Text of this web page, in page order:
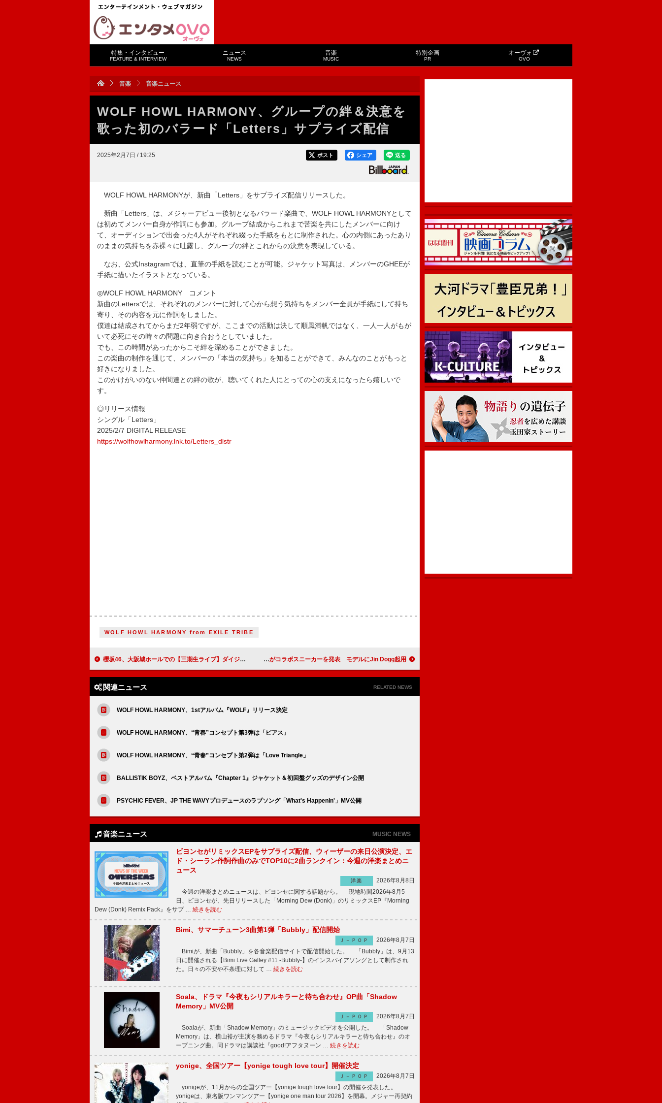
特集・インタビュー
FEATURE & INTERVIEW
ニュース
NEWS
音楽
MUSIC
特別企画
PR
オーヴォ
OVO
音楽 音楽ニュース
WOLF HOWL HARMONY、グループの絆＆決意を
歌った初のバラード「Letters」サプライズ配信
2025年2月7日 / 19:25 送る
シェア
ポスト
WOLF HOWL HARMONYが、新曲「Letters」をサプライズ配信リリースした。
新曲「Letters」は、メジャーデビュー後初となるバラード楽曲で、WOLF HOWL HARMONYとして
は初めてメンバー自身が作詞にも参加。グループ結成からこれまで苦楽を共にしたメンバーに向け
て、オーディションで出会った4人がそれぞれ綴った手紙をもとに制作された。心の内側にあったあり
のままの気持ちを赤裸々に吐露し、グループの絆とこれからの決意を表現している。
なお、公式Instagramでは、直筆の手紙を読むことが可能。ジャケット写真は、メンバーのGHEEが
手紙に描いたイラストとなっている。
◎WOLF HOWL HARMONY コメント
新曲のLettersでは、それぞれのメンバーに対して心から想う気持ちをメンバー全員が手紙にして持ち
寄り、その内容を元に作詞をしました。
僕達は結成されてからまだ2年弱ですが、ここまでの活動は決して順風満帆ではなく、一人一人がもが
いて必死にその時々の問題に向き合おうとしていました。
でも、この時間があったからこそ絆を深めることができました。
この楽曲の制作を通じて、メンバーの「本当の気持ち」を知ることができて、みんなのことがもっと
好きになりました。
このかけがいのない仲間達との絆の歌が、聴いてくれた人にとっての心の支えになったら嬉しいで
す。
◎リリース情報
シングル「Letters」
2025/2/7 DIGITAL RELEASE
https://wolfhowlharmony.lnk.to/Letters_dlstr
WOLF HOWL HARMONY from EXILE TRIBE
櫻坂46、大阪城ホールでの【三期生ライブ】ダイジェスト映像を公開 AMIRIとMaison MIHARA YASUHIROがコラボスニーカーを発表 モデルにJin Dogg起用
関連ニュース RELATED NEWS
WOLF HOWL HARMONY、1stアルバム『WOLF』リリース決定
WOLF HOWL HARMONY、“青春”コンセプト第3弾は「ピアス」
WOLF HOWL HARMONY、“青春”コンセプト第2弾は「Love Triangle」
BALLISTIK BOYZ、ベストアルバム『Chapter 1』ジャケット＆初回盤グッズのデザイン公開
PSYCHIC FEVER、JP THE WAVYプロデュースのラブソング「What's Happenin'」MV公開
音楽ニュース MUSIC NEWS
ビヨンセがリミックスEPをサプライズ配信、ウィーザーの来日公演決定、エ
ド・シーラン作詞作曲のみでTOP10に2曲ランクイン：今週の洋楽まとめニ
ュース
洋楽
2026年8月8日
今週の洋楽まとめニュースは、ビヨンセに関する話題から。 現地時間2026年8月5
日、ビヨンセが、先日リリースした「Morning Dew (Donk)」のリミックスEP『Morning
Dew (Donk) Remix Pack』をサプ … 続きを読む
Bimi、サマーチューン3曲第1弾「Bubbly」配信開始
Ｊ－ＰＯＰ
2026年8月7日
Bimiが、新曲「Bubbly」を各音楽配信サイトで配信開始した。 「Bubbly」は、9月13
日に開催される【Bimi Live Galley #11 -Bubbly-】のインスパイアソングとして制作され
た。日々の不安や不条理に対して … 続きを読む
Soala、ドラマ『今夜もシリアルキラーと待ち合わせ』OP曲「Shadow
Memory」MV公開
Ｊ－ＰＯＰ
2026年8月7日
Soalaが、新曲「Shadow Memory」のミュージックビデオを公開した。 「Shadow
Memory」は、横山裕が主演を務めるドラマ『今夜もシリアルキラーと待ち合わせ』のオ
ープニング曲。同ドラマは講談社『good!アフタヌーン … 続きを読む
yonige、全国ツアー【yonige tough love tour】開催決定
Ｊ－ＰＯＰ
2026年8月7日
yonigeが、11月からの全国ツアー【yonige tough love tour】の開催を発表した。
yonigeは、東名阪ワンマンツアー【yonige one man tour 2026】を開幕。メジャー再契約